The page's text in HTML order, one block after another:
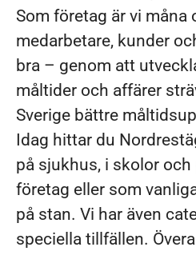
Som företag är vi måna
medarbetare, kunder
bra – genom att
måltider och affärer
Sverige bättre
Idag hittar du
på sjukhus, i skolor
företag eller som
på stan. Vi har även
speciella tillfällen.